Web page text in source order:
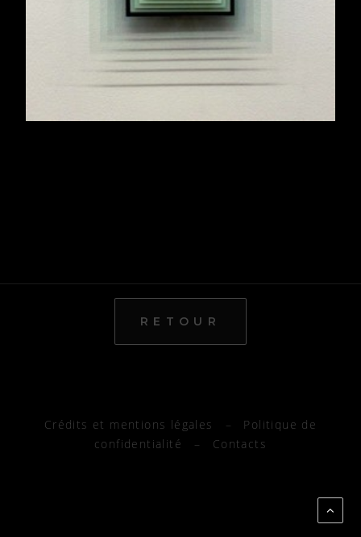
Crédits et mentions légales –
Politique de
confidentialité
– Contacts